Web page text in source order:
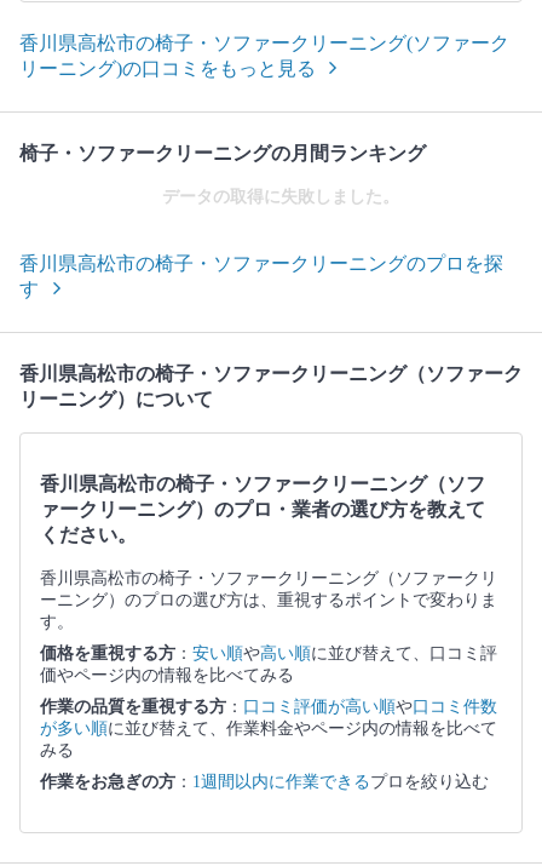
香川県高松市の椅子・ソファークリーニング(ソファーク
リーニング)の口コミをもっと見る
椅子・ソファークリーニングの月間ランキング
データの取得に失敗しました。
香川県高松市の椅子・ソファークリーニングのプロを探
す
香川県高松市の椅子・ソファークリーニング（ソファーク
リーニング）について
香川県高松市の椅子・ソファークリーニング（ソフ
ァークリーニング）のプロ・業者の選び方を教えて
ください。
香川県高松市の椅子・ソファークリーニング（ソファークリ
ーニング）のプロの選び方は、重視するポイントで変わりま
す。
価格を重視する方 ： 安い順や高い順に並び替えて、口コミ評
価やページ内の情報を比べてみる
作業の品質を重視する方 ： 口コミ評価が高い順や口コミ件数
が多い順に並び替えて、作業料金やページ内の情報を比べて
みる
作業をお急ぎの方 ： 1週間以内に作業できるプロを絞り込む